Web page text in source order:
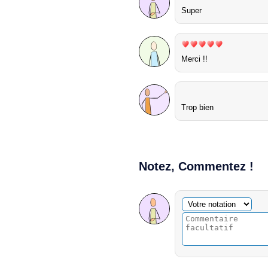
Super
Merci !!
Trop bien
Notez, Commentez !
Commentaire facultatif
Votre notation